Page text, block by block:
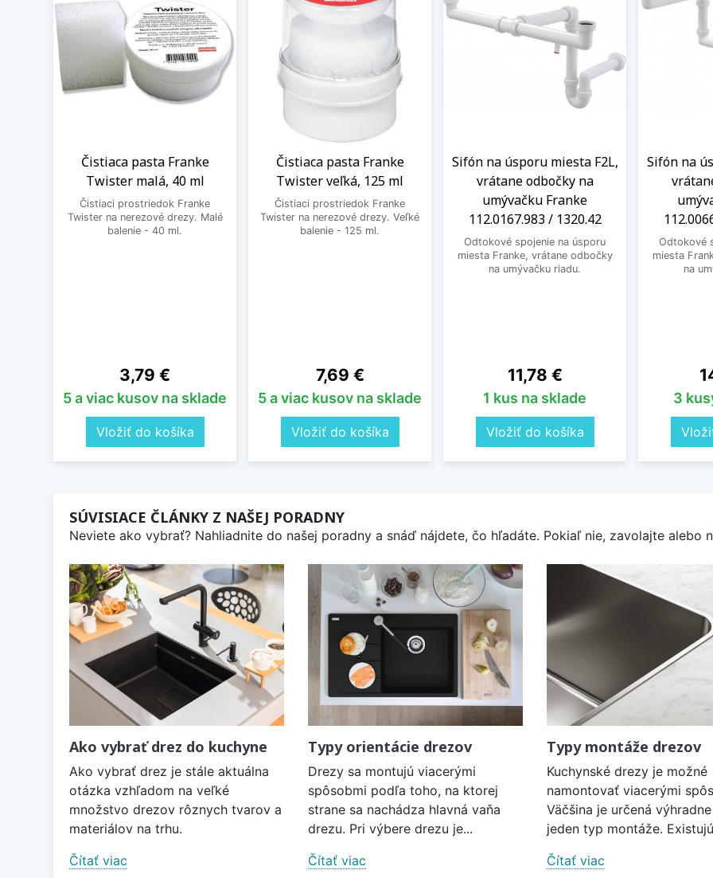
Čistiaca pasta Franke
Twister malá, 40 ml
Čistiaci prostriedok Franke
Twister na nerezové drezy. Malé
balenie - 40 ml.
Cena
3,79 €
5 a viac kusov na sklade
Vložiť do košíka
Čistiaca pasta Franke
Twister veľká, 125 ml
Čistiaci prostriedok Franke
Twister na nerezové drezy. Veľké
balenie - 125 ml.
Cena
7,69 €
5 a viac kusov na sklade
Vložiť do košíka
Sifón na úsporu miesta F2L,
vrátane odbočky na
umývačku Franke
112.0167.983 / 1320.42
Odtokové spojenie na úsporu
miesta Franke, vrátane odbočky
na umývačku riadu.
Cena
11,78 €
1 kus na sklade
Vložiť do košíka
Sifón na
Odtokové
miesta
na
3
SÚVISIACE ČLÁNKY Z NAŠEJ PORADNY
Neviete ako vybrať? Nahliadnite do našej poradny a snáď nájdete, čo hľadáte. Pokiaľ nie, zavolajte alebo
Ako vybrať drez do kuchyne
Ako vybrať drez je stále aktuálna
otázka vzhľadom na veľké
množstvo drezov rôznych tvarov a
materiálov na trhu.
Čítať viac
Typy orientácie drezov
Drezy sa montujú viacerými
spôsobmi podľa toho, na ktorej
strane sa nachádza hlavná vaňa
drezu. Pri výbere drezu je...
Čítať viac
Typy montáže drezov
Kuchynské drezy je možné
namontovať viacerými
Väčšina je určená
jeden typ montáže.
Čítať viac